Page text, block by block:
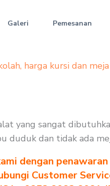
Galeri Pemesanan
, harga kursi dan
yang sangat
duduk dan tidak ada
dengan penawaran
Customer